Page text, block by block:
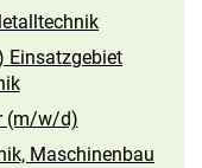
Einsatzgebiet
(m/w/d)
Maschinenbau